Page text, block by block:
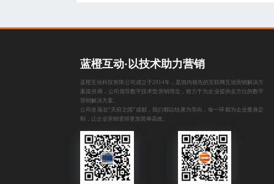
蓝橙互动·以技术助力营销
蓝橙互动科技有限公司成立于2014年，是国内领先的互联网互动营销解决方
案提供商，公司倡导数字技术型营销理念，致力于为企业提供全方位的数字
营销解决方案。
公司坐落在“天府之国”成都，我们都以结果为导向，每一环都为企业量身定
制，让企业营销变得更加简单高效。